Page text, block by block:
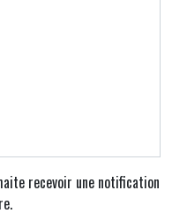
recevoir une notification